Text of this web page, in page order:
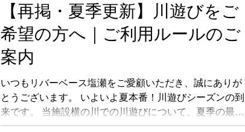
23・28〜30 ご予約・詳細はサウナ専用ページをご覧くだ
さい。 ▶ https://www.riverbase-shioze.com/sauna
【再掲・夏季更新】川遊びをご
希望の方へ｜ご利用ルールのご
案内
いつもリバーベース塩瀬をご愛顧いただき、誠にありが
とうございます。 いよいよ夏本番！川遊びシーズンの到
来です。 当施設横の川での川遊びについて、夏季の最新
ルールを改めてご案内いたします。 川遊びは当施設をご